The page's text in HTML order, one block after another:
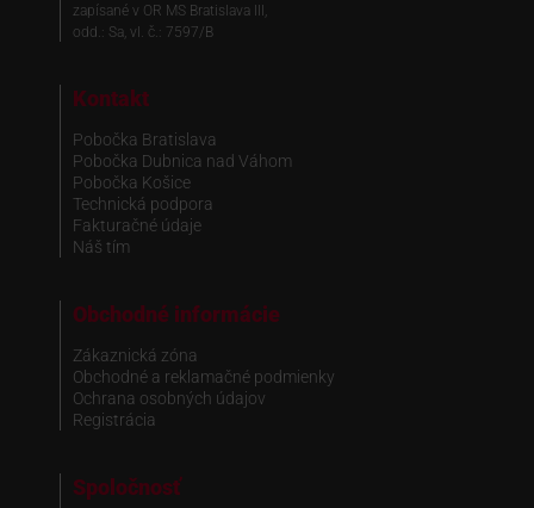
zapísané v OR MS Bratislava III,
odd.: Sa, vl. č.: 7597/B
Kontakt
Pobočka Bratislava
Pobočka Dubnica nad Váhom
Pobočka Košice
Technická podpora
Fakturačné údaje
Náš tím
Obchodné informácie
Zákaznická zóna
Obchodné a reklamačné podmienky
Ochrana osobných údajov
Registrácia
Spoločnosť